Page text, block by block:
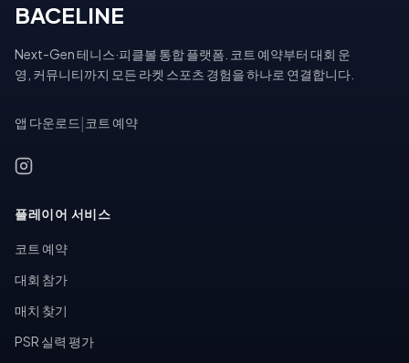
BACELINE
Next-Gen 테니스·피클볼 통합 플랫폼. 코트 예약부터 대회 운
영, 커뮤니티까지 모든 라켓 스포츠 경험을 하나로 연결합니다.
앱 다운로드 코트 예약
플레이어 서비스
코트 예약
대회 참가
매치 찾기
PSR 실력 평가